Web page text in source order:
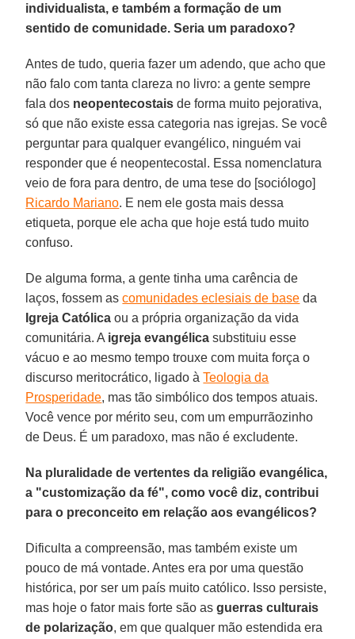
individualista, e também a formação de um
sentido de comunidade. Seria um paradoxo?
Antes de tudo, queria fazer um adendo, que acho que
não falo com tanta clareza no livro: a gente sempre
fala dos neopentecostais de forma muito pejorativa,
só que não existe essa categoria nas igrejas. Se você
perguntar para qualquer evangélico, ninguém vai
responder que é neopentecostal. Essa nomenclatura
veio de fora para dentro, de uma tese do [sociólogo]
Ricardo Mariano. E nem ele gosta mais dessa
etiqueta, porque ele acha que hoje está tudo muito
confuso.
De alguma forma, a gente tinha uma carência de
laços, fossem ascomunidades eclesiais de base da
Igreja Católica ou a própria organização da vida
comunitária. A igreja evangélica substituiu esse
vácuo e ao mesmo tempo trouxe com muita força o
discurso meritocrático, ligado àTeologia da
Prosperidade, mas tão simbólico dos tempos atuais.
Você vence por mérito seu, com um empurrãozinho
de Deus. É um paradoxo, mas não é excludente.
Na pluralidade de vertentes da religião evangélica,
a "customização da fé", como você diz, contribui
para o preconceito em relação aos evangélicos?
Dificulta a compreensão, mas também existe um
pouco de má vontade. Antes era por uma questão
histórica, por ser um país muito católico. Isso persiste,
mas hoje o fator mais forte são asguerras culturais
de polarização, em que qualquer mão estendida era